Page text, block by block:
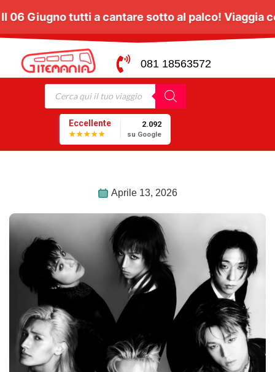
a Napoli:Il06 Giugnotutti a cantare sotto al
081 18563572
Eccellente
★★★★★
2.092
su Google
Aprile 13, 2026